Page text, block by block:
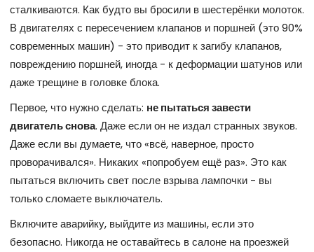
сталкиваются. Как будто вы бросили в шестерёнки молоток.
В двигателях с пересечением клапанов и поршней (это 90%
современных машин) - это приводит к загибу клапанов,
повреждению поршней, иногда - к деформации шатунов или
даже трещине в головке блока.
Первое, что нужно сделать: не пытаться завести
двигатель снова. Даже если он не издал странных звуков.
Даже если вы думаете, что «всё, наверное, просто
проворачивался». Никаких «попробуем ещё раз». Это как
пытаться включить свет после взрыва лампочки - вы
только сломаете выключатель.
Включите аварийку, выйдите из машины, если это
безопасно. Никогда не оставайтесь в салоне на проезжей